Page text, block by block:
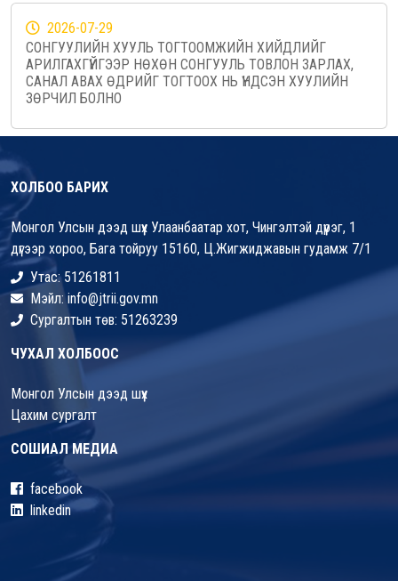
2026-07-29
СОНГУУЛИЙН ХУУЛЬ ТОГТООМЖИЙН ХИЙДЛИЙГ
АРИЛГАХГҮЙГЭЭР НӨХӨН СОНГУУЛЬ ТОВЛОН ЗАРЛАХ,
САНАЛ АВАХ ӨДРИЙГ ТОГТООХ НЬ ҮНДСЭН ХУУЛИЙН
ЗӨРЧИЛ БОЛНО
ХОЛБОО БАРИХ
Монгол Улсын дээд шүүх Улаанбаатар хот, Чингэлтэй дүүрэг, 1
дүгээр хороо, Бага тойруу 15160, Ц.Жигжиджавын гудамж 7/1
Утас: 51261811
Мэйл: info@jtrii.gov.mn
Сургалтын төв: 51263239
ЧУХАЛ ХОЛБООС
Монгол Улсын дээд шүүх
Цахим сургалт
СОШИАЛ МЕДИА
facebook
linkedin